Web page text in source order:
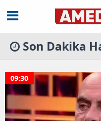
Son Dakika
09:30